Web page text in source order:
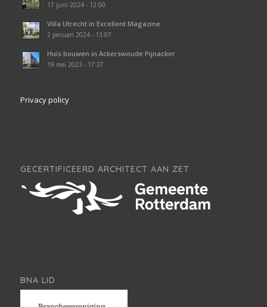
17 juni 2024 - 12:00
Villa Utrecht in Excellent Magazine
2 januari 2024 - 13:07
Huis bouwen in Ackerswoude Pijnacker
19 mei 2023 - 17:37
Privacy policy
GECERTIFICEERD ARCHITECT AAN ZET
BNA LID